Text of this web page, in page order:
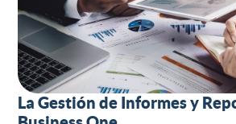
La Gestión de Informes y